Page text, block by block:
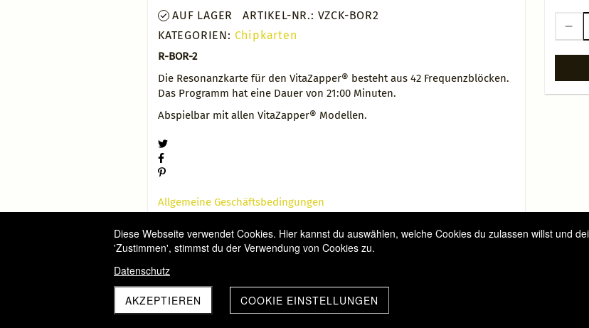
AUF LAGER
ARTIKEL-NR.: VZCK-BOR2
KATEGORIEN: Chipkarten
R-BOR-2
Die Resonanzkarte für den VitaZapper® besteht aus 42 Frequenzblöcken.
Das Programm hat eine Dauer von 21:00 Minuten.
Abspielbar mit allen VitaZapper® Modellen.
Allgemeine Geschäftsbedingungen
Versandbedingungen
Diese Webseite verwendet Cookies. Hier kannst du auswählen, welche Cookies du zulassen willst und
'Zustimmen', stimmst du der Verwendung von Cookies zu.
Datenschutz
AKZEPTIEREN COOKIE EINSTELLUNGEN